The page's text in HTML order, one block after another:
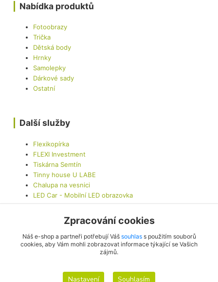
Nabídka produktů
Fotoobrazy
Trička
Dětská body
Hrnky
Samolepky
Dárkové sady
Ostatní
Další služby
Flexikopírka
FLEXI Investment
Tiskárna Semtín
Tinny house U LABE
Chalupa na vesnici
LED Car - Mobilní LED obrazovka
Zpracování cookies
Náš e-shop a partneři potřebují Váš souhlass použitím souborů
cookies, aby Vám mohli zobrazovat informace týkající se Vašich
zájmů.
Nastavení Souhlasím